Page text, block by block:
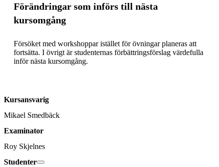
Förändringar som införs till nästa
kursomgång
Försöket med workshoppar istället för övningar planeras att
fortsätta. I övrigt är studenternas förbättringsförslag värdefulla
inför nästa kursomgång.
Kursansvarig
Mikael Smedbäck
Examinator
Roy Skjelnes
Studenter